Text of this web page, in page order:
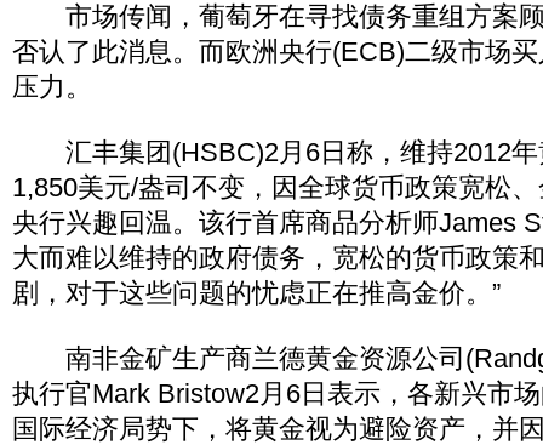
市场传闻，葡萄牙在寻找债务重组方案
否认了此消息。而欧洲央行(ECB)二级市场
压力。
汇丰集团(HSBC)2月6日称，维持2012年
1,850美元/盎司不变，因全球货币政策宽松
央行兴趣回温。该行首席商品分析师James
大而难以维持的政府债务，宽松的货币政策
剧，对于这些问题的忧虑正在推高金价。”
南非金矿生产商兰德黄金资源公司
执行官Mark Bristow2月6日表示，各新兴市
国际经济局势下，将黄金视为避险资产，并